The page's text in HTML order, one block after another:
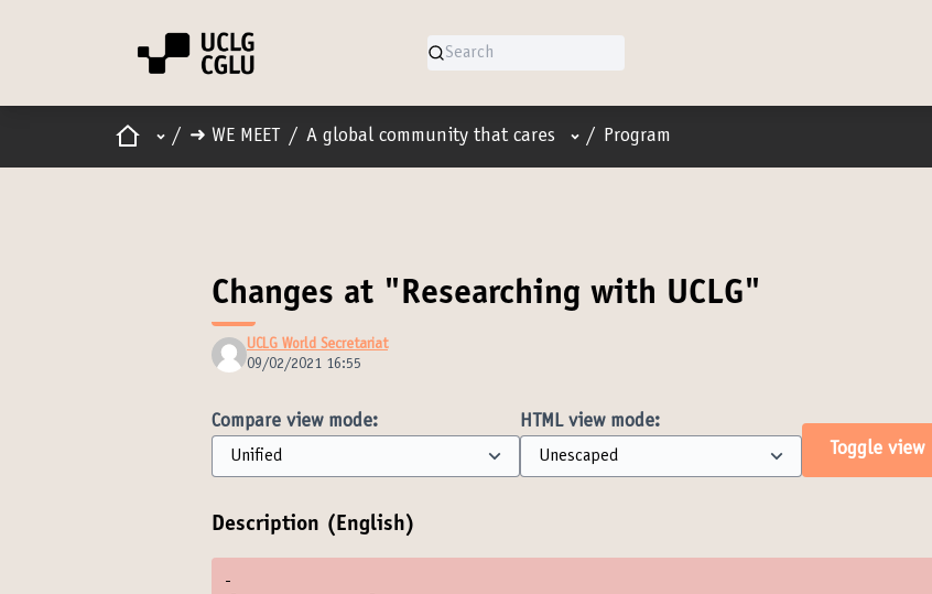
HomeMain menu
/ ➜ WE MEET / A global community that cares User menu
/ Program
Changes at "Researching with UCLG"
UCLG World Secretariat
09/02/2021 16:55
Compare view mode:
HTML view mode:
Toggle view
Description (English)
-